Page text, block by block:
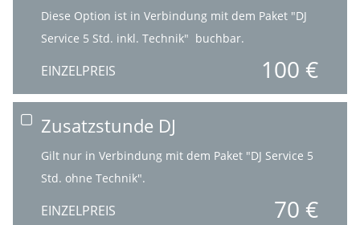
Diese Option ist in Verbindung mit dem Paket "DJ
Service 5 Std. inkl. Technik" buchbar.
EINZELPREIS 100 €
Zusatzstunde DJ
Gilt nur in Verbindung mit dem Paket "DJ Service 5
Std. ohne Technik".
EINZELPREIS 70 €